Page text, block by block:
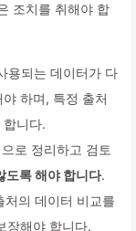
조치를 취해야 합
용되는 데이터가 다
하며, 특정 출처
니다.
로 정리하고 검토
도록 해야 합니다.
처의 데이터 비교를
장해야 합니다.